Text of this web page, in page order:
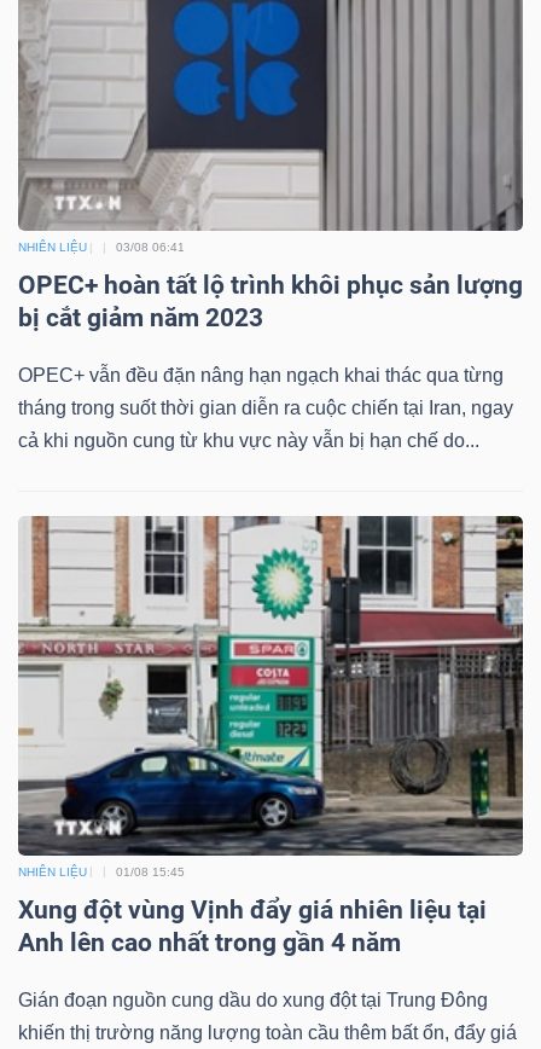
NHIÊN LIỆU 03/08 06:41
OPEC+ hoàn tất lộ trình khôi phục sản lượng
bị cắt giảm năm 2023
OPEC+ vẫn đều đặn nâng hạn ngạch khai thác qua từng
tháng trong suốt thời gian diễn ra cuộc chiến tại Iran, ngay
cả khi nguồn cung từ khu vực này vẫn bị hạn chế do...
NHIÊN LIỆU 01/08 15:45
Xung đột vùng Vịnh đẩy giá nhiên liệu tại
Anh lên cao nhất trong gần 4 năm
Gián đoạn nguồn cung dầu do xung đột tại Trung Đông
khiến thị trường năng lượng toàn cầu thêm bất ổn, đẩy giá